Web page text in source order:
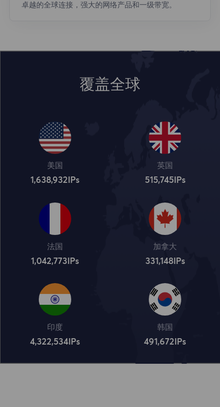
卓越的全球连接，强大的网络产品和一级带宽。
覆盖全球
美国
1,638,932 IPs
英国
515,745IPs
法国
1,042,773 IPs
加拿大
331,148IPs
印度
4,322,534 IPs
韩国
491,672 IPs